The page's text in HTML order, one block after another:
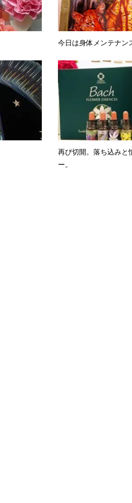
今日は身体メンテナン
再び切開。落ち込みと
ー。